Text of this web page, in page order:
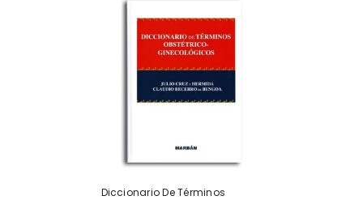
Diccionario De Términos